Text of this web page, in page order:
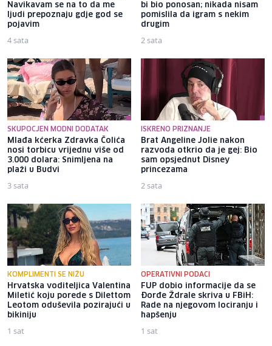
Navikavam se na to da me
ljudi prepoznaju gdje god se
pojavim
4 sata
bi bio ponosan; nikada nisam
pomislila da igram s nekim
drugim
2 sata
SKUPOCJEN MODNI DODATAK
Mlađa kćerka Zdravka Čolića
nosi torbicu vrijednu više od
3.000 dolara: Snimljena na
plaži u Budvi
3 sata
ISKRENO PRIZNANJE
Brat Angeline Jolie nakon
razvoda otkrio da je gej: Bio
sam opsjednut Disney
princezama
2 sata
KOMPLIMENTI SE NIŽU
Hrvatska voditeljica Valentina
Miletić koju porede s Dilettom
Leotom oduševila pozirajući u
bikiniju
1 sat
OPERATIVNI PODACI
FUP dobio informacije da se
Đorđe Ždrale skriva u FBiH:
Rade na njegovom lociranju i
hapšenju
1 sat